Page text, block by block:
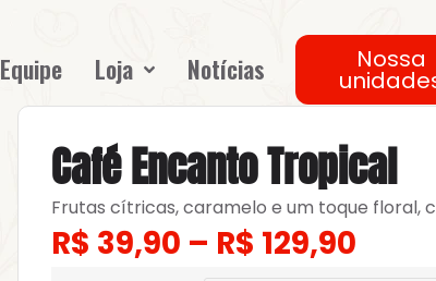
Equipe Loja Notícias Nossa
Café Encanto Tropical
Frutas cítricas, caramelo e um toque floral,
R$ 39,90 – R$ 129,90